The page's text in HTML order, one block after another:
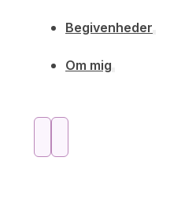
Begivenheder
Om mig